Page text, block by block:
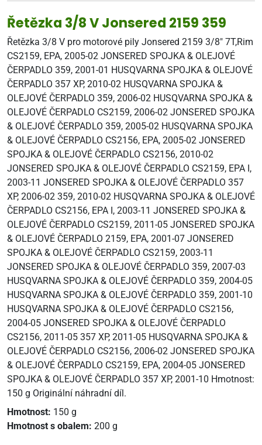
Řetězka 3/8 V Jonsered 2159 359
Řetězka 3/8 V pro motorové pily Jonsered 2159 3/8" 7T,Rim
CS2159, EPA, 2005-02 JONSERED SPOJKA & OLEJOVÉ
ČERPADLO 359, 2001-01 HUSQVARNA SPOJKA & OLEJOVÉ
ČERPADLO 357 XP, 2010-02 HUSQVARNA SPOJKA &
OLEJOVÉ ČERPADLO 359, 2006-02 HUSQVARNA SPOJKA &
OLEJOVÉ ČERPADLO CS2159, 2006-02 JONSERED SPOJKA
& OLEJOVÉ ČERPADLO 359, 2005-02 HUSQVARNA SPOJKA
& OLEJOVÉ ČERPADLO CS2156, EPA, 2005-02 JONSERED
SPOJKA & OLEJOVÉ ČERPADLO CS2156, 2010-02
JONSERED SPOJKA & OLEJOVÉ ČERPADLO CS2159, EPA I,
2003-11 JONSERED SPOJKA & OLEJOVÉ ČERPADLO 357
XP, 2006-02 359, 2010-02 HUSQVARNA SPOJKA & OLEJOVÉ
ČERPADLO CS2156, EPA I, 2003-11 JONSERED SPOJKA &
OLEJOVÉ ČERPADLO CS2159, 2011-05 JONSERED SPOJKA
& OLEJOVÉ ČERPADLO 2159, EPA, 2001-07 JONSERED
SPOJKA & OLEJOVÉ ČERPADLO CS2159, 2003-11
JONSERED SPOJKA & OLEJOVÉ ČERPADLO 359, 2007-03
HUSQVARNA SPOJKA & OLEJOVÉ ČERPADLO 359, 2004-05
HUSQVARNA SPOJKA & OLEJOVÉ ČERPADLO 359, 2001-10
HUSQVARNA SPOJKA & OLEJOVÉ ČERPADLO CS2156,
2004-05 JONSERED SPOJKA & OLEJOVÉ ČERPADLO
CS2156, 2011-05 357 XP, 2011-05 HUSQVARNA SPOJKA &
OLEJOVÉ ČERPADLO CS2156, 2006-02 JONSERED SPOJKA
& OLEJOVÉ ČERPADLO CS2159, EPA, 2004-05 JONSERED
SPOJKA & OLEJOVÉ ČERPADLO 357 XP, 2001-10 Hmotnost:
150 g Originální náhradní díl.
Hmotnost: 150 g
Hmotnost s obalem: 200 g